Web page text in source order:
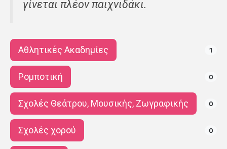
γίνεται πλέον παιχνιδάκι.
Αθλητικές Ακαδημίες 1
Ρομποτική 0
Σχολές Θεάτρου, Μουσικής, Ζωγραφικής 0
Σχολές χορού 0